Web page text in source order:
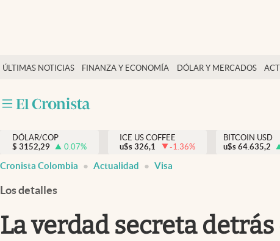
ÚLTIMAS NOTICIAS FINANZA Y ECONOMÍA DÓLAR Y MERCADOS
Salud y nutrición
Tiempo libre
Dólar y mercados
Curiosidades
DÓLAR/COP
$ 3152,29 0.07%
ICE US COFFEE
u$s 326,1 -1.36%
BITCOIN USD
u$s 64.635,2
Cronista Colombia Actualidad Visa
Los detalles
La verdad secreta